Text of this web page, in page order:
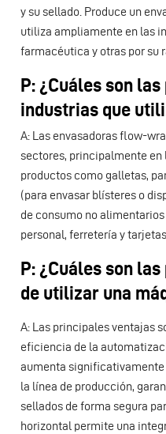
y su sellado. Produce un
utiliza ampliamente en las
farmacéutica y otras por su
P: ¿Cuáles son
industrias que
A: Las envasadoras flow-
sectores, principalmente
productos como galletas,
(para envasar blísteres o
de consumo no
personal, ferretería y
P: ¿Cuáles son
de utilizar una
A: Las principales ventajas
eficiencia de la
aumenta
la línea de producción,
sellados de forma segura
horizontal permite una